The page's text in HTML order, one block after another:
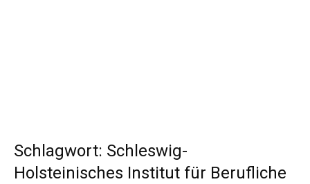
Schlagwort: Schleswig-
Holsteinisches Institut für Berufliche